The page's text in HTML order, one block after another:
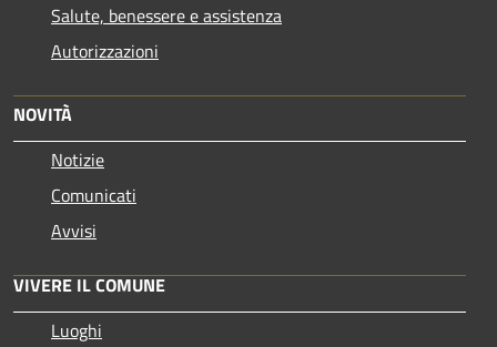
Salute, benessere e assistenza
Autorizzazioni
NOVITÀ
Notizie
Comunicati
Avvisi
VIVERE IL COMUNE
Luoghi